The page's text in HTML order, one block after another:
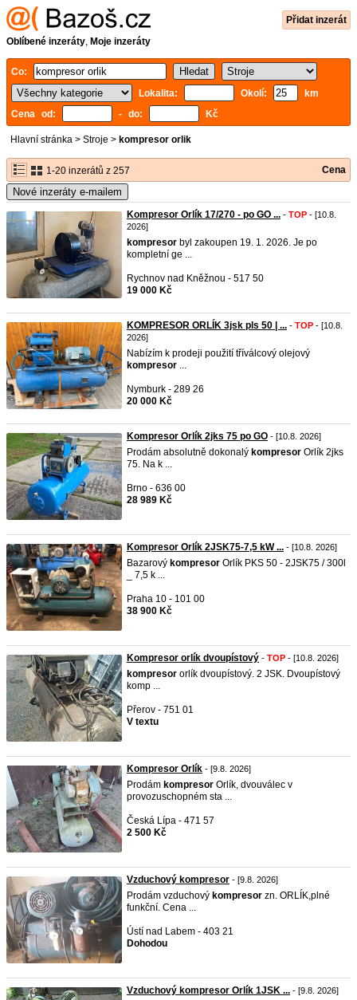
Přidat inzerát
Oblíbené inzeráty, Moje inzeráty
Co:
Lokalita:
Okolí:
km
Cena od:
- do: Kč
Hlavní stránka > Stroje > kompresor orlik
1-20 inzerátů z 257 Cena
Nové inzeráty e-mailem
Kompresor Orlík 17/270 - po GO ... - TOP - [10.8.
2026]
kompresor byl zakoupen 19. 1. 2026. Je po
kompletní ge ...
Rychnov nad Kněžnou - 517 50
19 000 Kč
KOMPRESOR ORLÍK 3jsk pls 50 | ... - TOP - [10.8.
2026]
Nabízím k prodeji použití tříválcový olejový
kompresor ...
Nymburk - 289 26
20 000 Kč
Kompresor Orlík 2jks 75 po GO - [10.8. 2026]
Prodám absolutně dokonalý kompresor Orlík 2jks
75. Na k ...
Brno - 636 00
28 989 Kč
Kompresor Orlík 2JSK75-7,5 kW ... - [10.8. 2026]
Bazarový kompresor Orlík PKS 50 - 2JSK75 / 300l
_ 7,5 k ...
Praha 10 - 101 00
38 900 Kč
Kompresor orlík dvoupístový - TOP - [10.8. 2026]
kompresor orlík dvoupístový. 2 JSK. Dvoupístový
komp ...
Přerov - 751 01
V textu
Kompresor Orlík - [9.8. 2026]
Prodám kompresor Orlík, dvouválec v
provozuschopném sta ...
Česká Lípa - 471 57
2 500 Kč
Vzduchový kompresor - [9.8. 2026]
Prodám vzduchový kompresor zn. ORLÍK,plné
funkční. Cena ...
Ústí nad Labem - 403 21
Dohodou
Vzduchový kompresor Orlík 1JSK ... - [9.8. 2026]